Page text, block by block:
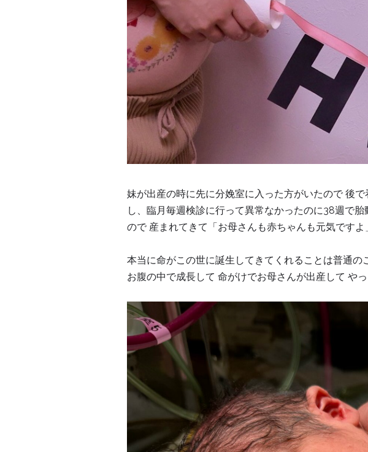
妹が出産の時に先に分娩室に入った方がいたので 後
し、臨月毎週検診に行って異常なかったのに38週で
ので 産まれてきて「お母さんも赤ちゃんも元気です
本当に命がこの世に誕生してきてくれることは普通
お腹の中で成長して 命がけでお母さんが出産して や